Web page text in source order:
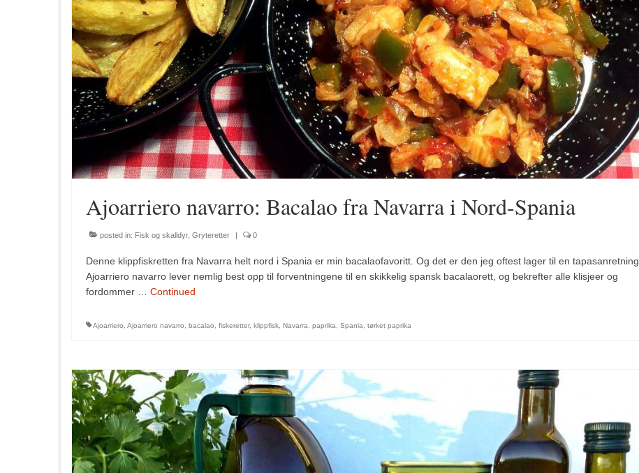
Ajoarriero navarro: Bacalao fra Navarra i Nord-Spania
posted in: Fisk og skalldyr, Gryteretter | 0
Denne klippfiskretten fra Navarra helt nord i Spania er min bacalaofavoritt. Og det er den jeg oftest lager til en tapasanretning.
Ajoarriero navarro lever nemlig best opp til forventningene til en skikkelig spansk bacalaorett, og bekrefter alle klisjeer og
fordommer … Continued
Ajoarriero Ajoarriero navarro bacalao fiskeretter, klippfisk Navarra paprika Spania tørket paprika